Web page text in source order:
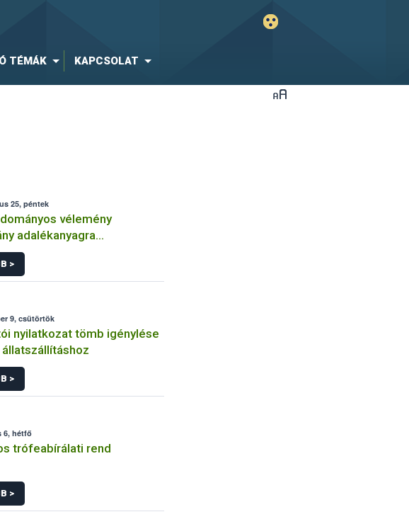
TÉMÁK KAPCSOLAT
25, péntek
vélemény
adalékanyagra
>
9, csütörtök
nyilatkozat tömb igénylése
>
6, hétfő
trófeabírálati rend
>